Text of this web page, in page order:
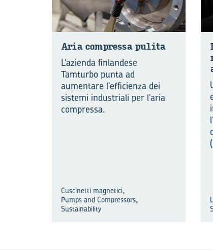
Aria com­pres­sa pu­li­ta
L’azienda finlandese
Tamturbo punta ad
aumentare l'efficienza dei
sistemi industriali per l’aria
compressa.
Cuscinetti magnetici,
Pumps and Compressors,
Sustainability